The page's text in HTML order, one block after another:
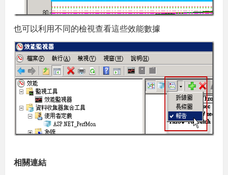
也可以利用不同的檢視查看這些效能數據
相關連結